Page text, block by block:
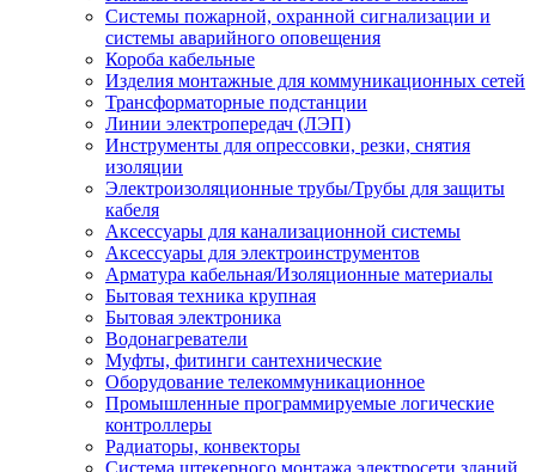
Системы пожарной, охранной сигнализации и
системы аварийного оповещения
Короба кабельные
Изделия монтажные для коммуникационных сетей
Трансформаторные подстанции
Линии электропередач (ЛЭП)
Инструменты для опрессовки, резки, снятия
изоляции
Электроизоляционные трубы/Трубы для защиты
кабеля
Аксессуары для канализационной системы
Аксессуары для электроинструментов
Арматура кабельная/Изоляционные материалы
Бытовая техника крупная
Бытовая электроника
Водонагреватели
Муфты, фитинги сантехнические
Оборудование телекоммуникационное
Промышленные программируемые логические
контроллеры
Радиаторы, конвекторы
Система штекерного монтажа электросети зданий